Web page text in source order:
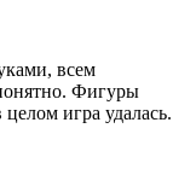
всем
Фигуры
игра удалась.